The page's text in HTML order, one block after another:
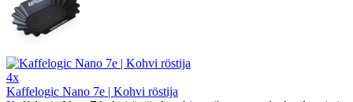
4x
Kaffelogic Nano 7e | Kohvi röstija